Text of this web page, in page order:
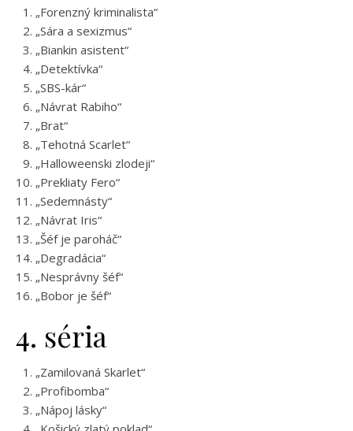
„Forenzný kriminalista“
„Sára a sexizmus“
„Biankin asistent“
„Detektívka“
„SBS-kár“
„Návrat Rabiho“
„Brat“
„Tehotná Scarlet“
„Halloweenski zlodeji“
„Prekliaty Fero“
„Sedemnásty“
„Návrat Iris“
„Šéf je paroháč“
„Degradácia“
„Nesprávny šéf“
„Bobor je šéf“
4. séria
„Zamilovaná Skarlet“
„Profibomba“
„Nápoj lásky“